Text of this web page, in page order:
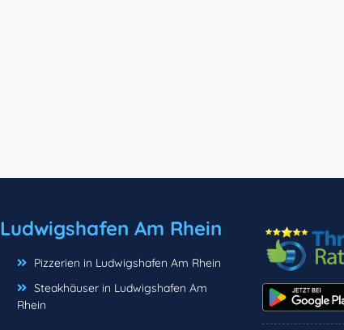
Ludwigshafen Am Rhein
Pizzerien in Ludwigshafen Am Rhein
Steakhäuser in Ludwigshafen Am
Rhein